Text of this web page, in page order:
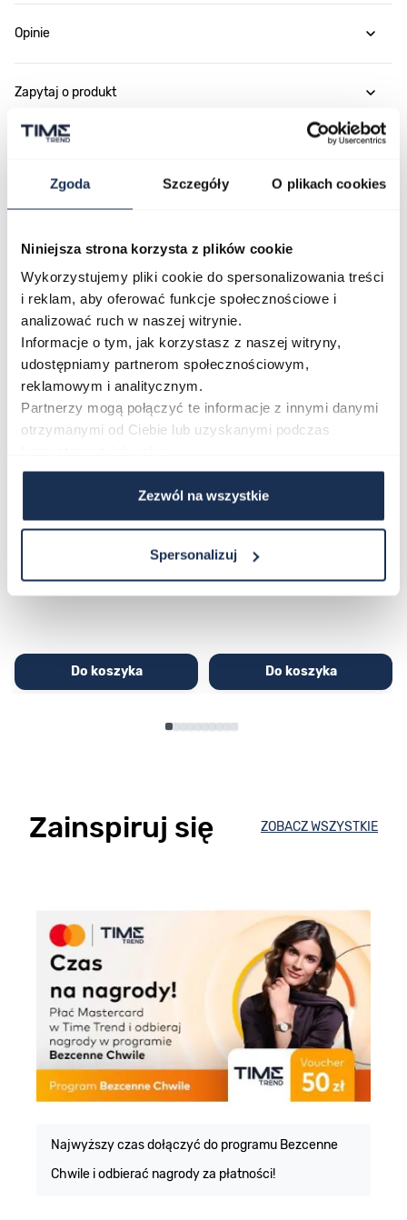
Zgoda Szczegóły O plikach cookies
Niniejsza strona korzysta z plików cookie
Wykorzystujemy pliki cookie do spersonalizowania treści
i reklam, aby oferować funkcje społecznościowe i
analizować ruch w naszej witrynie.
Informacje o tym, jak korzystasz z naszej witryny,
udostępniamy partnerom społecznościowym,
reklamowym i analitycznym.
Partnerzy mogą połączyć te informacje z innymi danymi
otrzymanymi od Ciebie lub uzyskanymi podczas
Zezwól na wszystkie
Spersonalizuj
Opinie
Zapytaj o produkt
Najczęściej kupowane
Poruszanie się po elementach karuzeli jest możliwe za pomocą
Naciśnij, aby pominąć karuzelę
Naciśnij, aby przejść do nawigacji karuzeli
1AVEF
251,00 zł279,00 zł
Do koszyka
9DMQYES
296,00 zł329,00 zł
Do koszyka
Zainspiruj się ZOBACZ WSZYSTKIE
Najwyższy czas dołączyć do programu Bezcenne
Chwile i odbierać nagrody za płatności!